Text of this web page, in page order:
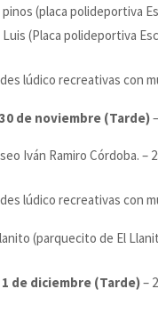
pinos (placa polideportiva
Luis (Placa polideportiva
lúdico recreativas con
de noviembre (Tarde)
Iván Ramiro Córdoba. –
lúdico recreativas con
(parquecito de El
de diciembre (Tarde)–